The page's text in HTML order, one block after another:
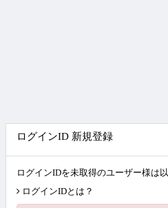
ログインID 新規登録
ログインIDを未取得のユーザー様は
ログインIDとは？